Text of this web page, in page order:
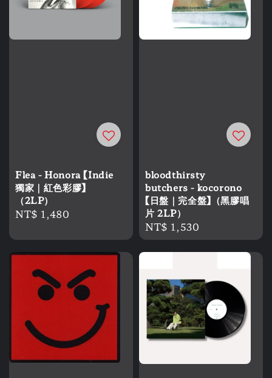
Flea - Honora 【Indie
獨家｜紅色彩膠】
（2LP）
Regular
NT$ 1,480
bloodthirsty
butchers - kocorono
【日盤｜完全盤】（黑膠唱
片 2LP）
Regular
price
NT$ 1,530